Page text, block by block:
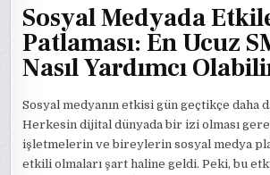
Sosyal Medyada
Patlaması: En Ucuz
Nasıl Yardımcı
Sosyal medyanın etkisi gün geçtikçe daha
Herkesin dijital dünyada bir izi olması
işletmelerin ve bireylerin sosyal medya
etkili olmaları şart haline geldi. Peki, bu